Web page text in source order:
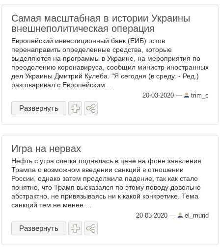
Самая масштабная в истории Украины
внешнеполитическая операция
Европейский инвестиционный банк (ЕИБ) готов
перенаправить определенные средства, которые
выделяются на программы в Украине, на мероприятия по
преодолению коронавируса, сообщил министр иностранных
дел Украины Дмитрий Кулеба. "Я сегодня (в среду. - Ред.)
разговаривал с Европейским ...
20-03-2020 — trim_c
Развернуть
Игра на нервах
Нефть с утра слегка поднялась в цене на фоне заявления
Трампа о возможном введении санкций в отношении
России, однако затем продолжила падение, так как стало
понятно, что Трамп высказался по этому поводу довольно
абстрактно, не привязываясь ни к какой конкретике. Тема
санкций тем не менее ...
20-03-2020 — el_murid
Развернуть